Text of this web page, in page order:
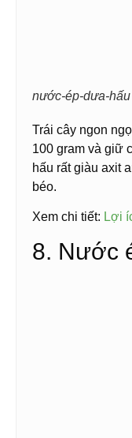
nước-ép-dưa-hấu
Trái cây ngon
100 gram và giữ
hấu rất giàu axit
béo.
Xem chi tiết: Lợi
8. Nước